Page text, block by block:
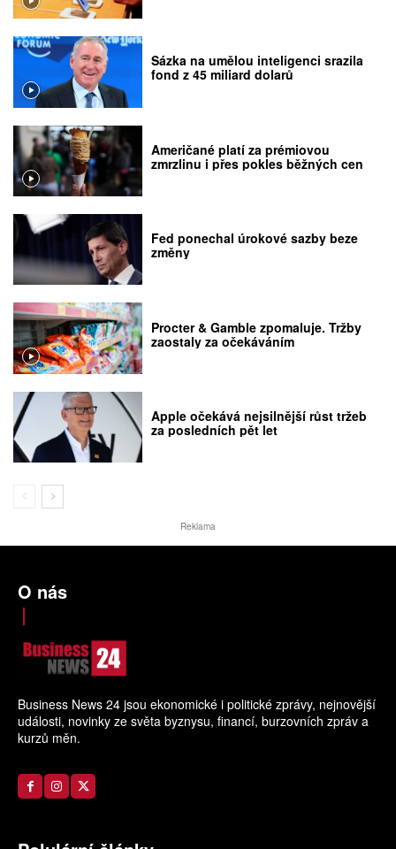
Sázka na umělou inteligenci srazila
fond z 45 miliard dolarů
Američané platí za prémiovou
zmrzlinu i přes pokles běžných cen
Fed ponechal úrokové sazby beze
změny
Procter & Gamble zpomaluje. Tržby
zaostaly za očekáváním
Apple očekává nejsilnější růst tržeb
za posledních pět let
Reklama
O nás
Business News 24 jsou ekonomické i politické zprávy, nejnovější
události, novinky ze světa byznysu, financí, burzovních zpráv a
kurzů měn.